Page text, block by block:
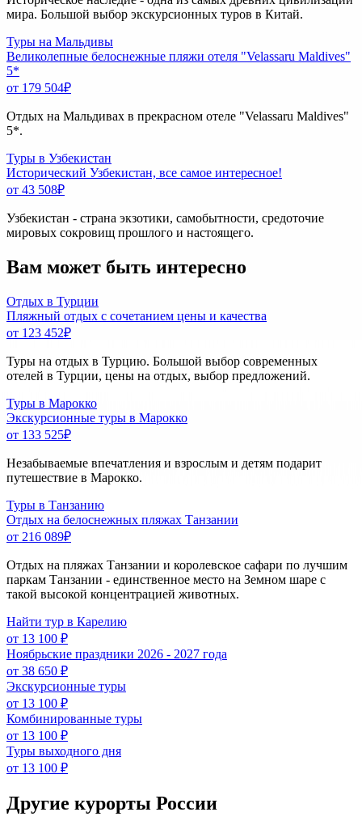
мира. Большой выбор экскурсионных туров в Китай.
Туры на Мальдивы
Великолепные белоснежные пляжи отеля "Velassaru Maldives"
5*
от 179 504₽
Отдых на Мальдивах в прекрасном отеле "Velassaru Maldives"
5*.
Туры в Узбекистан
Исторический Узбекистан, все самое интересное!
от 43 508₽
Узбекистан - страна экзотики, самобытности, средоточие
мировых сокровищ прошлого и настоящего.
Вам может быть интересно
Отдых в Турции
Пляжный отдых с сочетанием цены и качества
от 123 452₽
Туры на отдых в Турцию. Большой выбор современных
отелей в Турции, цены на отдых, выбор предложений.
Туры в Марокко
Экскурсионные туры в Марокко
от 133 525₽
Незабываемые впечатления и взрослым и детям подарит
путешествие в Марокко.
Туры в Танзанию
Отдых на белоснежных пляжах Танзании
от 216 089₽
Отдых на пляжах Танзании и королевское сафари по лучшим
паркам Танзании - единственное место на Земном шаре с
такой высокой концентрацией животных.
Найти тур в Карелию
от 13 100 ₽
Ноябрьские праздники 2026 - 2027 года
от 38 650 ₽
Экскурсионные туры
от 13 100 ₽
Комбинированные туры
от 13 100 ₽
Туры выходного дня
от 13 100 ₽
Другие курорты России